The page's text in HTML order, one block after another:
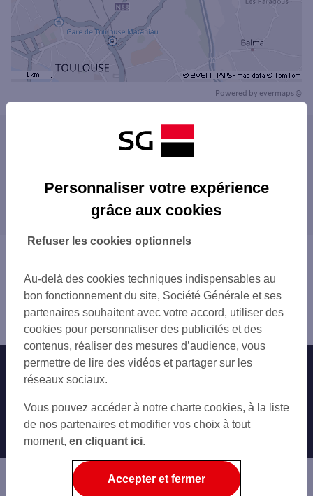
Powered by evermaps ©
Les distributeurs/automates dans les villes à
BALMA
SAINT-ORENS-DE-GAMEVILLE
COLOMIERS
TOURNEFEUILLE
CASTANET-TOLOSAN
CUGNAUX
PLAISANCE-DU-TOUCH
Les distributeurs/automates dans les
départements limitrophes
11 AUDE
65 HAUTES-PYRÉNÉES
81 TARN
82 TARN-ET-GARONNE
Haute-Garonne
Nos engagements Nous contacter
Autres sites SG
Professionnels
Entreprises
Associations
Personnaliser votre expérience
grâce aux cookies
Au-delà des cookies techniques indispensables au
bon fonctionnement du site, Société Générale et ses
partenaires souhaitent avec votre accord, utiliser des
cookies pour personnaliser des publicités et des
contenus, réaliser des mesures d’audience, vous
permettre de lire des vidéos et partager sur les
réseaux sociaux.
Vous pouvez accéder à notre charte cookies, à la liste
de nos partenaires et modifier vos choix à tout
moment, en cliquant ici.
Refuser les cookies optionnels
Accepter et fermer